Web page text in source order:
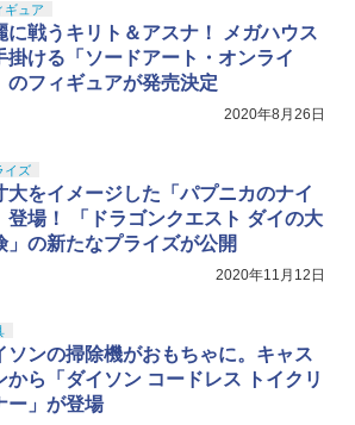
ギュア
に戦うキリト＆アスナ！ メガハウス
掛ける「ソードアート・オンライ
のフィギュアが発売決定
2020年8月26日
イズ
大をイメージした「パプニカのナイ
登場！ 「ドラゴンクエスト ダイの大
」の新たなプライズが公開
2020年11月12日
ソンの掃除機がおもちゃに。キャス
から「ダイソン コードレス トイクリ
ー」が登場